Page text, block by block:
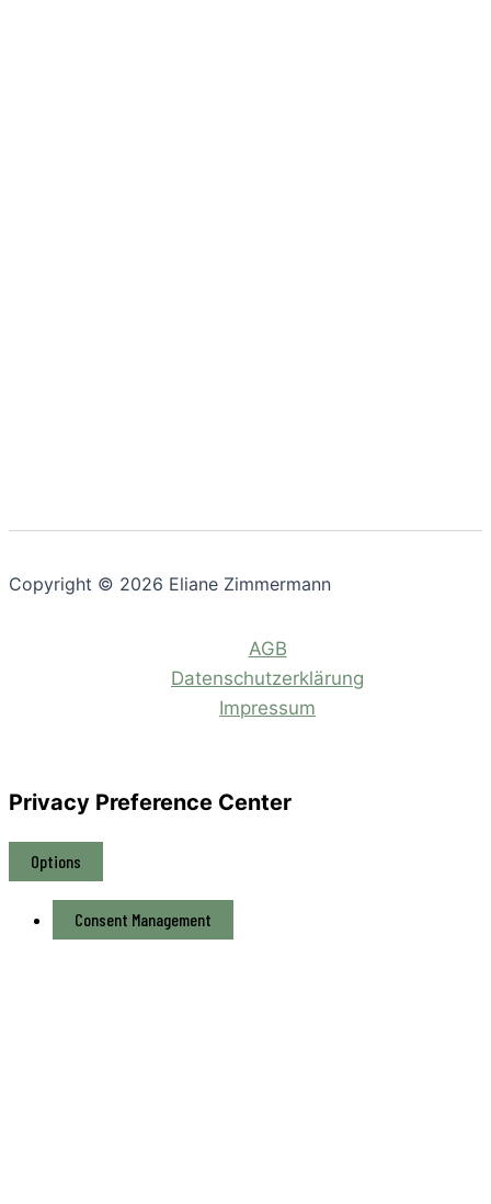
Copyright © 2026 Eliane Zimmermann
AGB
Datenschutzerklärung
Impressum
Privacy Preference Center
Options
Consent Management